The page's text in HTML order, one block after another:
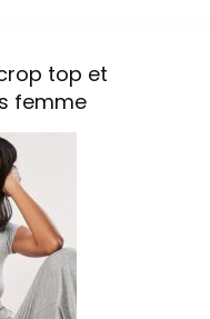
top et
femme